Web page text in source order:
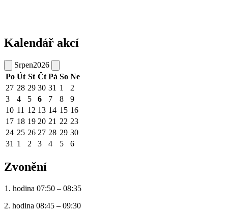
Kalendář akcí
Srpen2026
Po Út St Čt Pá So Ne
27 28 29 30 31 1
2
3
4 5 6 7 8
9
10 11 12 13 14 15 16
17 18 19 20 21 22 23
24 25 26 27 28 29 30
31 1 2 3 4 5 6
Zvonění
1. hodina 07:50 – 08:35
2. hodina 08:45 – 09:30